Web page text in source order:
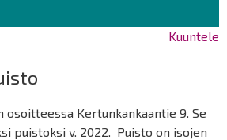
Kuuntele
osoitteessa Kertunkankaantie 9. Se
puistoksi v. 2022. Puisto on isojen